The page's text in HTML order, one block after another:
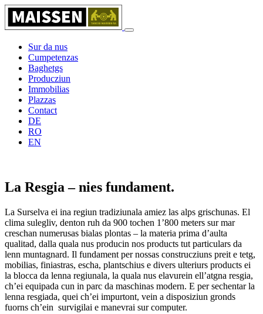
Sur da nus
Cumpetenzas
Baghetgs
Producziun
Immobilias
Plazzas
Contact
DE
RO
EN
La Resgia – nies fundament.
La Surselva ei ina regiun tradiziunala amiez las alps grischunas. El
clima sulegliv, denton ruh da 900 tochen 1’800 meters sur mar
creschan numerusas bialas plontas – la materia prima d’aulta
qualitad, dalla quala nus producin nos products tut particulars da
lenn muntagnard. Il fundament per nossas construcziuns preit e tetg,
mobilias, finiastras, escha, plantschius e divers ulteriurs products ei
la blocca da lenna regiunala, la quala nus elavurein ell’atgna resgia,
ch’ei equipada cun in parc da maschinas modern. E per sechentar la
lenna resgiada, quei ch’ei impurtont, vein a disposiziun gronds
fuorns ch’ein survigilai e manevrai sur computer.